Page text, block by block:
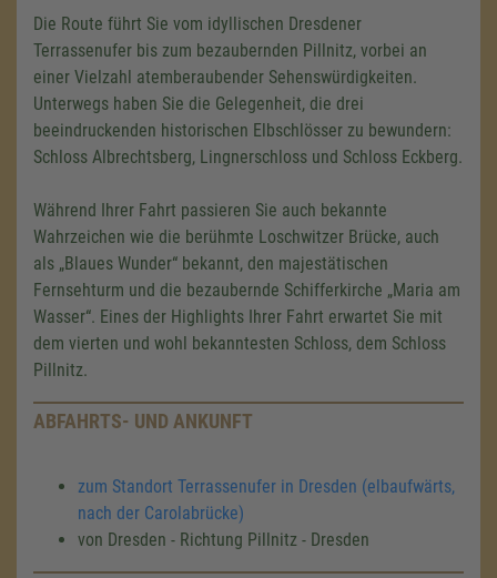
Die Route führt Sie vom idyllischen Dresdener
Terrassenufer bis zum bezaubernden Pillnitz, vorbei an
einer Vielzahl atemberaubender Sehenswürdigkeiten.
Unterwegs haben Sie die Gelegenheit, die drei
beeindruckenden historischen Elbschlösser zu bewundern:
Schloss Albrechtsberg, Lingnerschloss und Schloss Eckberg.
Während Ihrer Fahrt passieren Sie auch bekannte
Wahrzeichen wie die berühmte Loschwitzer Brücke, auch
als „Blaues Wunder“ bekannt, den majestätischen
Fernsehturm und die bezaubernde Schifferkirche „Maria am
Wasser“. Eines der Highlights Ihrer Fahrt erwartet Sie mit
dem vierten und wohl bekanntesten Schloss, dem Schloss
Pillnitz.
ABFAHRTS- UND ANKUNFT
zum Standort Terrassenufer in Dresden (elbaufwärts,
nach der Carolabrücke)
von Dresden - Richtung Pillnitz - Dresden